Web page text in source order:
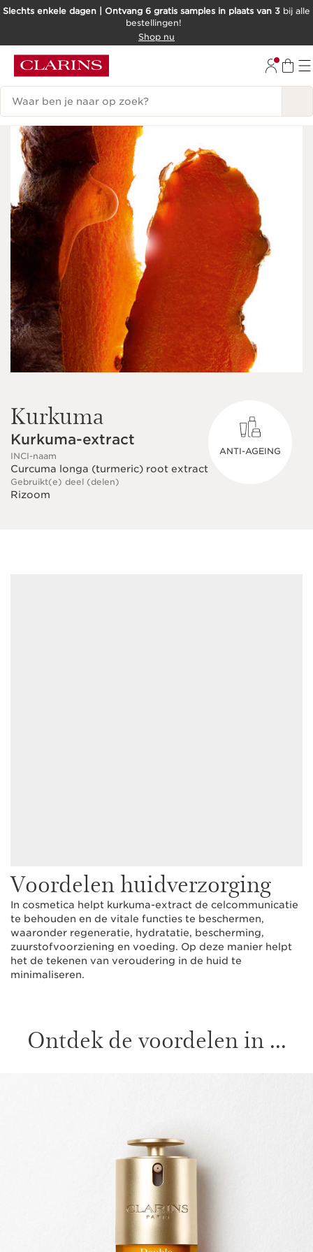
DOORGAAN NAAR INHOUD
Slechts enkele dagen | Ontvang 6 gratis samples in plaats van 3 bij alle
bestellingen!
Shop nu
Zoekgeschiedenis
Kurkuma
Kurkuma-extract
INCI-naam
Curcuma longa (turmeric) root extract
Gebruikt(e) deel (delen)
Rizoom
ANTI-AGEING
Voordelen huidverzorging
In cosmetica helpt kurkuma-extract de celcommunicatie
te behouden en de vitale functies te beschermen,
waaronder regeneratie, hydratatie, bescherming,
zuurstofvoorziening en voeding. Op deze manier helpt
het de tekenen van veroudering in de huid te
minimaliseren.
Ontdek de voordelen in ...